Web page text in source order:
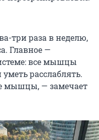
три раза в неделю,
Главное —
все мышцы
расслаблять.
мышцы, — замечает